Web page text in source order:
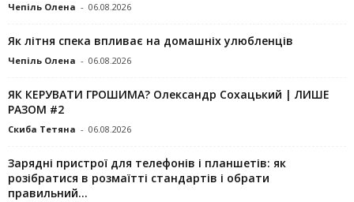
Чепіль Олена - 06.08.2026
Як літня спека впливає на домашніх улюбленців
Чепіль Олена - 06.08.2026
ЯК КЕРУВАТИ ГРОШИМА? Олександр Сохацький | ЛИШЕ
РАЗОМ #2
Скиба Тетяна - 06.08.2026
Зарядні пристрої для телефонів і планшетів: як
розібратися в розмаїтті стандартів і обрати
правильний...